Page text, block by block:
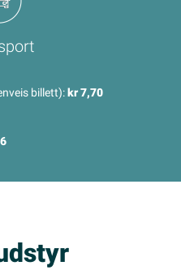
billett):kr 7,70